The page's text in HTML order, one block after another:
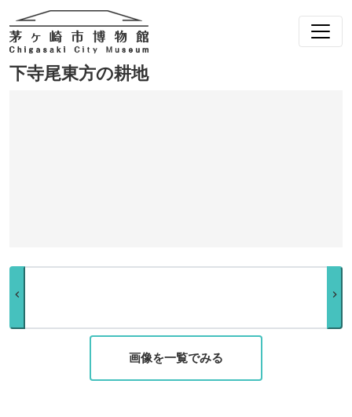
下寺尾東方の耕地
chevron_left chevron_right
画像を一覧でみる